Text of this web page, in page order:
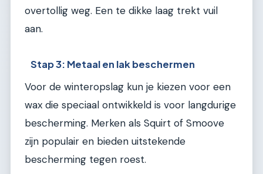
overtollig weg. Een te dikke laag trekt vuil
aan.
Stap 3: Metaal en lak beschermen
Voor de winteropslag kun je kiezen voor een
wax die speciaal ontwikkeld is voor langdurige
bescherming. Merken als Squirt of Smoove
zijn populair en bieden uitstekende
bescherming tegen roest.